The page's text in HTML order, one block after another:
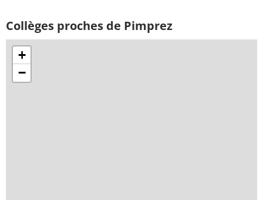
Collèges proches de Pimprez
+
−